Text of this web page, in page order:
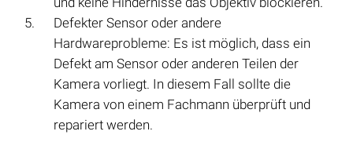
Defekter Sensor oder andere
Hardwareprobleme: Es ist möglich, dass ein
Defekt am Sensor oder anderen Teilen der
Kamera vorliegt. In diesem Fall sollte die
Kamera von einem Fachmann überprüft und
repariert werden.